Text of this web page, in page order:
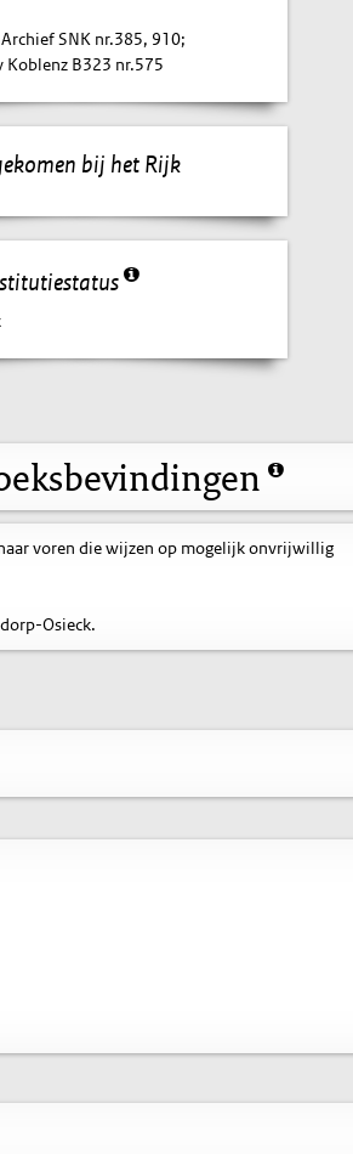
SNK nr.385, 910;
Koblenz B323 nr.575
bij het Rijk
voren die wijzen op mogelijk onvrijwillig
Osieck.